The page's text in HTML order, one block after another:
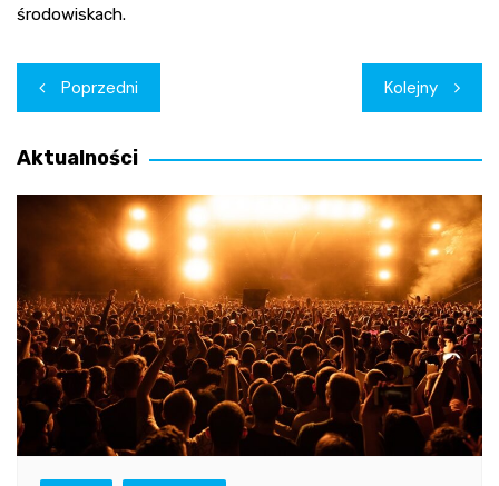
środowiskach.
Nawigacja
wpisu
Poprzedni Kolejny
Aktualności